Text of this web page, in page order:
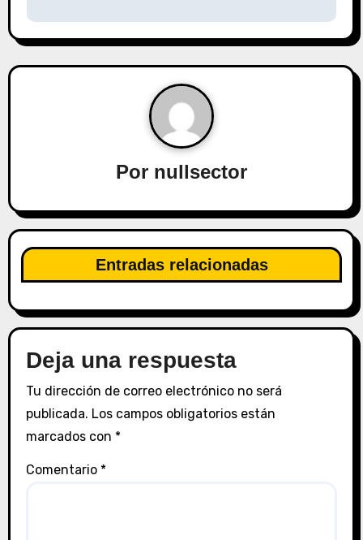
a
c
e
e
n
t
r
a
d
a
s
Por nullsector
Entradas relacionadas
Deja una respuesta
Tu dirección de correo electrónico no será
publicada. Los campos obligatorios están
marcados con *
Comentario *